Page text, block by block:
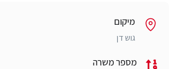
מיקום
גוש דן
מספר משרה